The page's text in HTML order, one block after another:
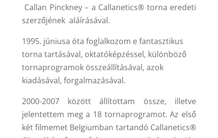
Callan Pinckney – a Callanetics® torna eredeti
szerzőjének aláírásával.
1995. júniusa óta foglalkozom e fantasztikus
torna tartásával, oktatóképzéssel, különböző
tornaprogramok összeállításával, azok
kiadásával, forgalmazásával.
2000-2007 között állítottam össze, illetve
jelentettem meg a 18 tornaprogramot. Az első
két filmemet Belgiumban tartandó Callanetics®